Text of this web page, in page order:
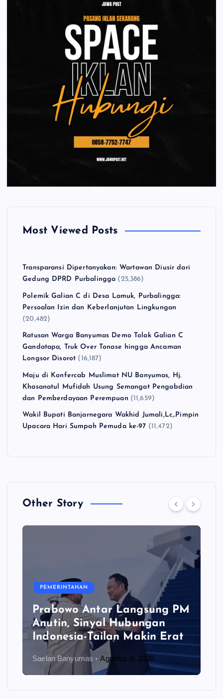
Most Viewed Posts
Transparansi Dipertanyakan: Wartawan Diusir dari
Gedung DPRD Purbalingga (25,386)
Polemik Galian C di Desa Lamuk, Purbalingga:
Persoalan Izin dan Keberlanjutan Lingkungan
(20,482)
Ratusan Warga Banyumas Demo Tolak Galian C
Gandatapa, Truk Over Tonase hingga Ancaman
Longsor Disorot (16,187)
Maju di Konfercab Muslimat NU Banyumas, Hj.
Khasanatul Mufidah Usung Semangat Pengabdian
dan Pemberdayaan Perempuan (11,659)
Wakil Bupati Banjarnegara Wakhid Jumali,Lc,.Pimpin
Upacara Hari Sumpah Pemuda ke-97 (11,472)
Other Story
PEMERINTAHAN
Prabowo Antar Langsung PM
Anutin, Sinyal Hubungan
Indonesia-Tailan Makin Erat
Saelan Banyumas Agustus 8, 2026